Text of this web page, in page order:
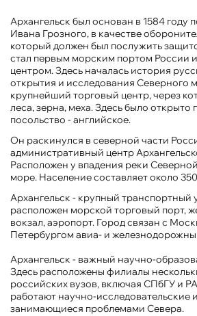
Архангельск был основан в 1584 году
Ивана Грозного, в качестве
который должен был послужить
стал первым морским портом России
центром. Здесь началась история
открытия и исследования Северного
крупнейший торговый центр, через
леса, зерна, меха. Здесь было открыто
посольство - английское.
Он раскинулся в северной части
административный центр
Расположен у впадения реки
море. Население составляет около
Архангельск - крупный транспортный
расположен морской торговый порт,
вокзал, аэропорт. Город связан с
Петербургом авиа- и
Архангельск - важный научно-
Здесь расположены филиалы
российских вузов, включая СПбГУ и
работают научно-исследовательские
занимающиеся проблемами Севера.